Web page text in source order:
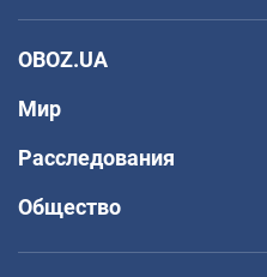
OBOZ.UA
Мир
Расследования
Общество